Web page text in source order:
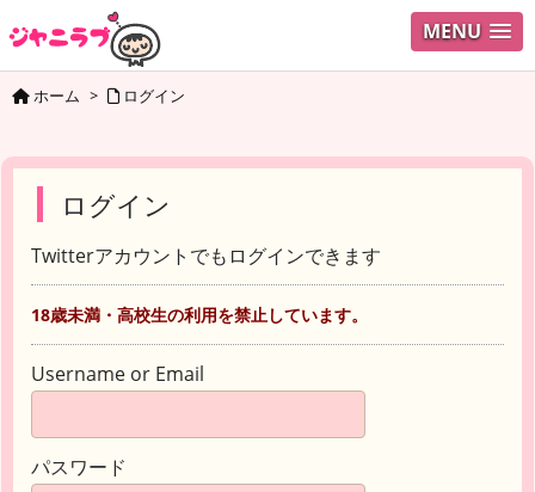
MENU
ホーム > ログイン
ログイン
Twitterアカウントでもログインできます
18歳未満・高校生の利用を禁止しています。
Username or Email
パスワード